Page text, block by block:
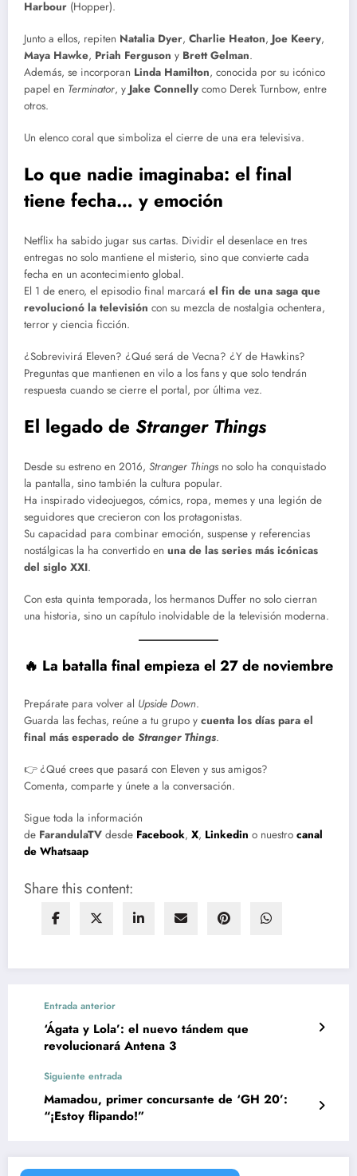
Harbour (Hopper).
Junto a ellos, repiten Natalia Dyer, Charlie Heaton, Joe Keery,
Maya Hawke, Priah Ferguson y Brett Gelman.
Además, se incorporan Linda Hamilton, conocida por su icónico
papel en Terminator, y Jake Connelly como Derek Turnbow, entre
otros.
Un elenco coral que simboliza el cierre de una era televisiva.
Lo que nadie imaginaba: el final
tiene fecha… y emoción
Netflix ha sabido jugar sus cartas. Dividir el desenlace en tres
entregas no solo mantiene el misterio, sino que convierte cada
fecha en un acontecimiento global.
El 1 de enero, el episodio final marcará el fin de una saga que
revolucionó la televisión con su mezcla de nostalgia ochentera,
terror y ciencia ficción.
¿Sobrevivirá Eleven? ¿Qué será de Vecna? ¿Y de Hawkins?
Preguntas que mantienen en vilo a los fans y que solo tendrán
respuesta cuando se cierre el portal, por última vez.
El legado de Stranger Things
Desde su estreno en 2016, Stranger Things no solo ha conquistado
la pantalla, sino también la cultura popular.
Ha inspirado videojuegos, cómics, ropa, memes y una legión de
seguidores que crecieron con los protagonistas.
Su capacidad para combinar emoción, suspense y referencias
nostálgicas la ha convertido en una de las series más icónicas
del siglo XXI.
Con esta quinta temporada, los hermanos Duffer no solo cierran
una historia, sino un capítulo inolvidable de la televisión moderna.
🔥 La batalla final empieza el 27 de noviembre
Prepárate para volver al Upside Down.
Guarda las fechas, reúne a tu grupo y cuenta los días para el
final más esperado de Stranger Things.
👉 ¿Qué crees que pasará con Eleven y sus amigos?
Comenta, comparte y únete a la conversación.
Sigue toda la información
de FarandulaTV desde Facebook, X, Linkedin o nuestro canal
de Whatsaap
Share this content:
Entrada anterior
‘Ágata y Lola’: el nuevo tándem que
revolucionará Antena 3
Siguiente entrada
Mamadou, primer concursante de ‘GH 20’:
“¡Estoy flipando!”